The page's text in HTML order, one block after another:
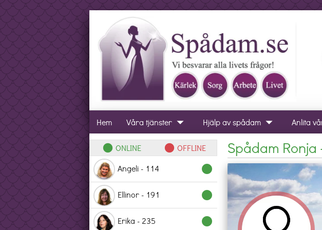
Hem Våra tjänster arrow_drop_down Hjälp av spådam arrow_drop_down Anlita
lens ONLINE lens OFFLINE
Angeli - 114
lens
Ellinor - 191 lens
Erika - 235 lens
Spådam